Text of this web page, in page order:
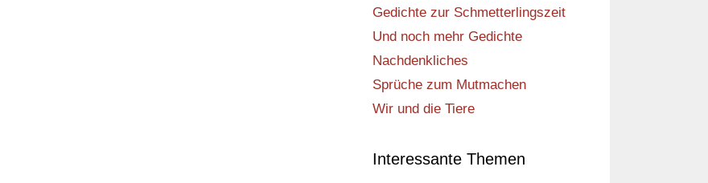
Gedichte zur Schmetterlingszeit
Und noch mehr Gedichte
Nachdenkliches
Sprüche zum Mutmachen
Wir und die Tiere
Interessante Themen